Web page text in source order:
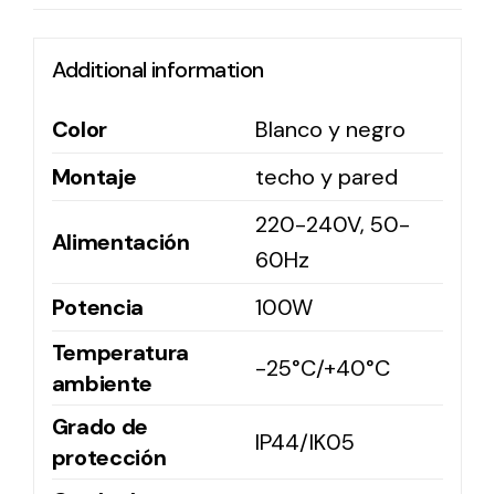
Variety of solar solutions for all kinds of needs.
Additional information
Color
Blanco y negro
Montaje
techo y pared
Alimentación
220-240V, 50-
60Hz
Potencia
100W
Temperatura
ambiente
-25°C/+40°C
Grado de
protección
IP44/IK05